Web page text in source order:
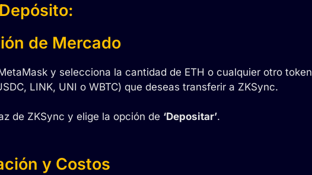
de Mercado
y selecciona la cantidad de ETH o cualquier otro token
LINK, UNI o WBTC) que deseas transferir a ZKSync.
de ZKSync y elige la opción de ‘Depositar’.
y Costos